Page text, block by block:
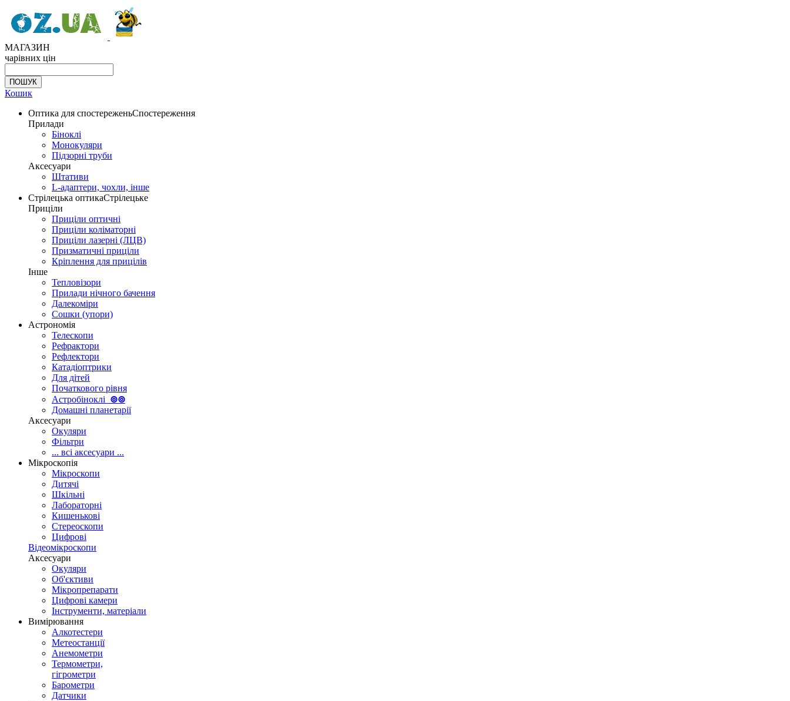
МАГАЗИН
чарівних цін
Кошик
Оптика для спостереженьСпостереження
Прилади
Біноклі
Монокуляри
Підзорні труби
Аксесуари
Штативи
L-адаптери, чохли, інше
Стрілецька оптикаСтрілецьке
Приціли
Приціли оптичні
Приціли коліматорні
Приціли лазерні (ЛЦВ)
Призматичні приціли
Кріплення для прицілів
Інше
Тепловізори
Прилади нічного бачення
Далекоміри
Сошки (упори)
Астрономія
Телескопи
Рефрактори
Рефлектори
Катадіоптрики
Для дітей
Початкового рівня
Астробіноклі ⊚⊚
Домашні планетарії
Аксесуари
Окуляри
Фільтри
... всі аксесуари ...
Мікроскопія
Мікроскопи
Дитячі
Шкільні
Лабораторні
Кишенькові
Стереоскопи
Цифрові
Відеомікроскопи
Аксесуари
Окуляри
Об'єктиви
Мікропрепарати
Цифрові камери
Інструменти, матеріали
Вимірювання
Алкотестери
Метеостанції
Анемометри
Термометри,
гігрометри
Барометри
Датчики